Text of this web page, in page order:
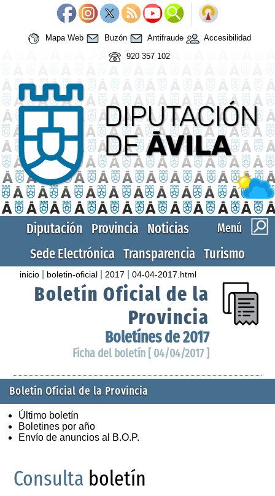
Mapa Web Buzón Antifraude
Accesibilidad
920 357 102
Menú
Diputación Provincia Noticias
Sede Electrónica Transparencia Turismo
inicio boletin-oficial 2017 |04-04-2017.html
Boletín Oficial de la
Provincia
Boletínes de 2017
Ficha del boletín [ 04/04/2017 ]
Boletín Oficial de la Provincia
Último boletín
Boletines por año
Envío de anuncios al B.O.P.
Consulta boletín